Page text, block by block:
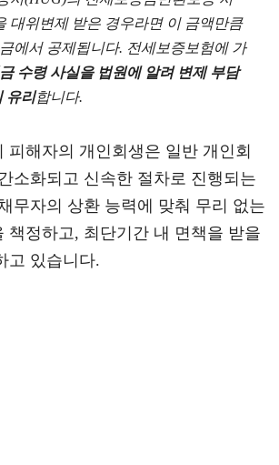
대위변제 받은 경우라면 이 금액만큼
에서 공제됩니다. 전세보증보험에 가
수령 사실을 법원에 알려 변제 부담
유리합니다.
피해자의 개인회생은 일반 개인회
소화되고 신속한 절차로 진행되는
무자의 상환 능력에 맞춰 무리 없는
책정하고, 최단기간 내 면책을 받을
고 있습니다.